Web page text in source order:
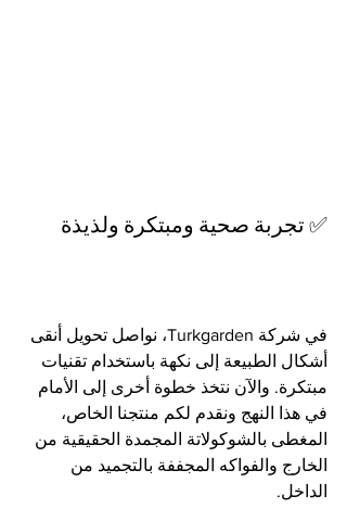
✅ تجربة صحية ومبتكرة ولذيذة
في شركة Turkgarden، نواصل تحويل أنقى
أشكال الطبيعة إلى نكهة باستخدام تقنيات
مبتكرة. والآن نتخذ خطوة أخرى إلى الأمام
في هذا النهج ونقدم لكم منتجنا الخاص،
المغطى بالشوكولاتة المجمدة الحقيقية من
الخارج والفواكه المجففة بالتجميد من
الداخل.